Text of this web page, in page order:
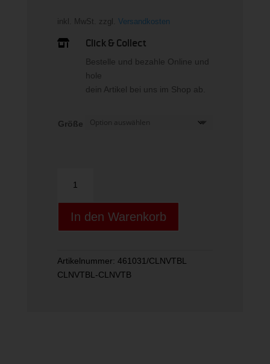
inkl. MwSt. zzgl. Versandkosten
 Click & Collect
Bestelle und bezahle Online und
hole
dein Artikel bei uns im Shop ab.
Größe
Menge
In den Warenkorb
Artikelnummer: 461031/CLNVTBL
CLNVTBL-CLNVTB